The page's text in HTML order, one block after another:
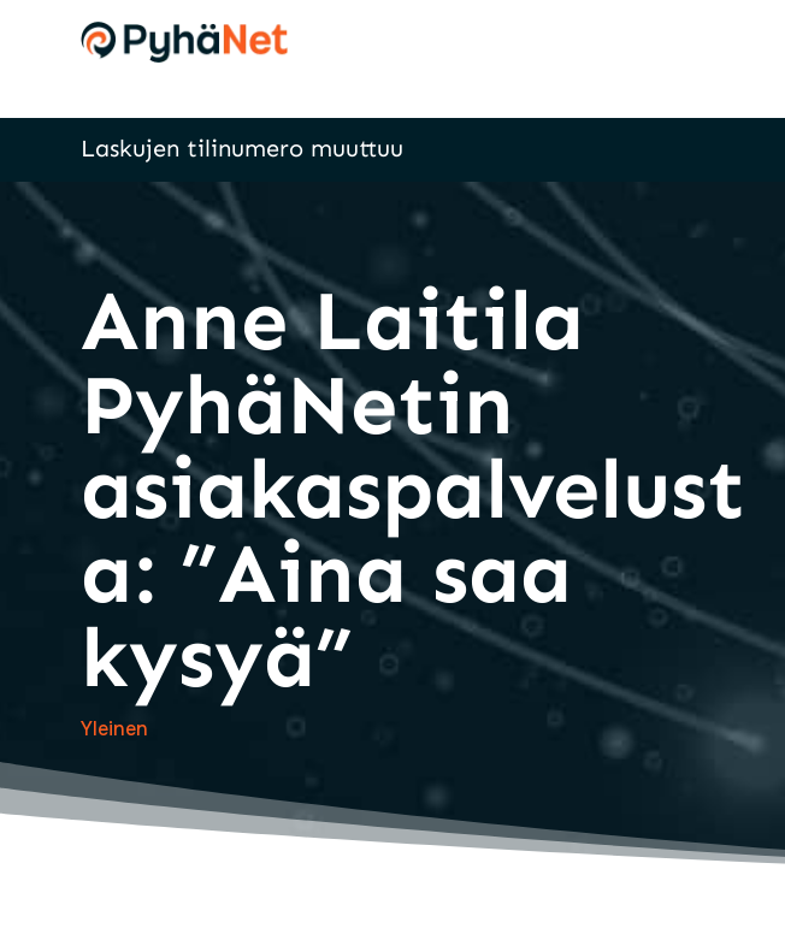
Laskujen tilinumero muuttuu
Anne Laitila
PyhäNetin
asiakaspalvelust
a: ”Aina saa
kysyä”
Yleinen